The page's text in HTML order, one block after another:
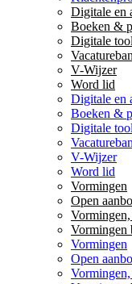
Digitale en
Boeken &
Digitale
V-Wijzer
Word lid
Digitale en
Boeken &
Digitale
V-Wijzer
Word lid
Vormingen
Open
Vormingen
Vormingen
Open